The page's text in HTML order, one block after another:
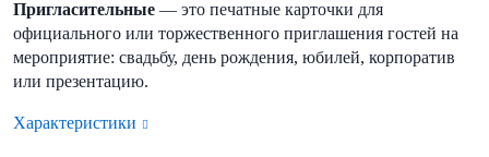
Пригласительные — это печатные карточки для
официального или торжественного приглашения гостей на
мероприятие: свадьбу, день рождения, юбилей, корпоратив
или презентацию.
Характеристики